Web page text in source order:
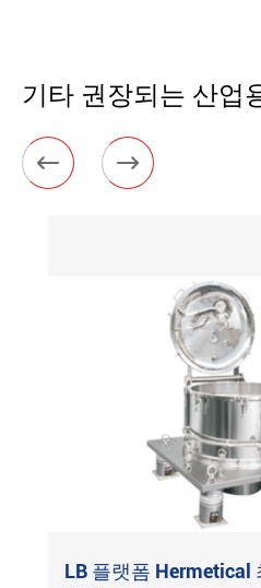
기타 권장되는 산업
 
LB 플랫폼 Hermetical